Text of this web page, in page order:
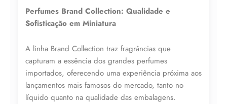
N°
109
Perfumes Brand Collection: Qualidade e
Sofisticação em Miniatura
A linha Brand Collection traz fragrâncias que
capturam a essência dos grandes perfumes
importados, oferecendo uma experiência próxima aos
lançamentos mais famosos do mercado, tanto no
líquido quanto na qualidade das embalagens.